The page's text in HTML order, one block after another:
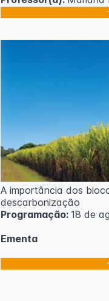
A importância dos
descarbonização
Programação: 18 de
Ementa
Classificação dos